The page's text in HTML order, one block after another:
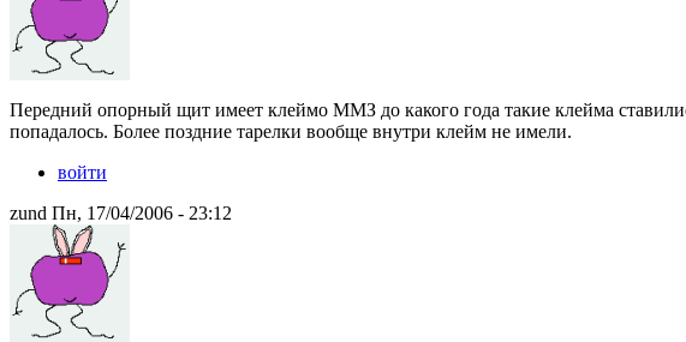
Передний опорный щит имеет клеймо ММЗ до какого года такие клейма
попадалось. Более поздние тарелки вообще внутри клейм не имели.
войти
zund Пн, 17/04/2006 - 23:12